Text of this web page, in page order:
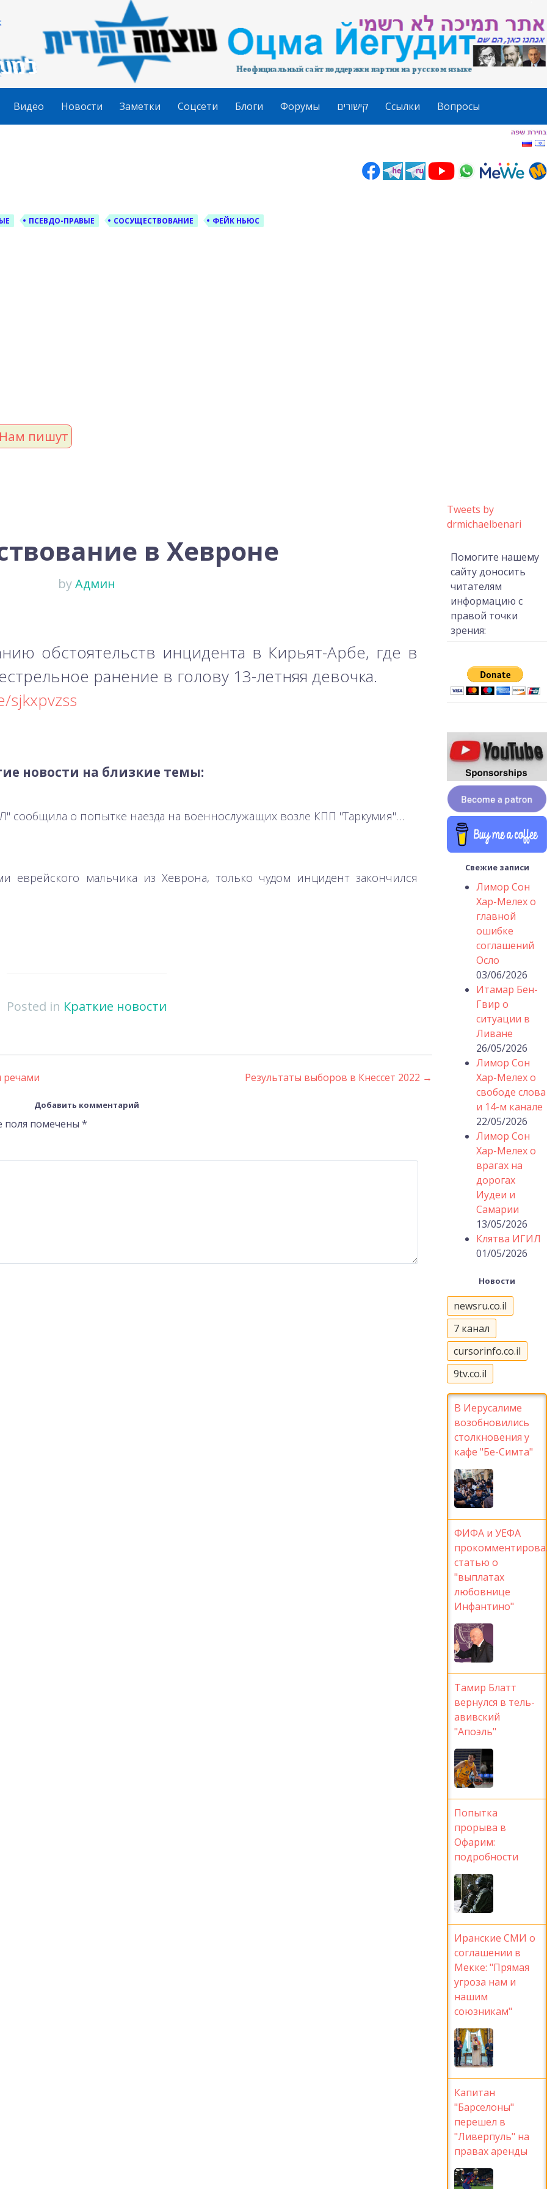
Видео Новости Заметки Соцсети Блоги Форумы קישורים Ссылки Вопросы
ПСЕВДО-ПРАВЫЕ СОСУЩЕСТВОВАНИЕ ФЕЙК НЬЮС
Нам пишут
в Хевроне
byАдмин
обстоятельств инцидента в Кирьят-Арбе, где в
ранение в голову 13-летняя девочка.
sjkxpvzss
новости на близкие темы:
сообщила о попытке наезда на военнослужащих возле КПП "Таркумия"…
еврейского мальчика из Хеврона, только чудом инцидент закончился
Posted in Краткие новости
речами Результаты выборов в Кнессет 2022 →
Добавить комментарий
поля помечены *
Tweets by
drmichaelbenari
Помогите нашему
сайту доносить
читателям
информацию с
правой точки
зрения:
Свежие записи
Лимор Сон
Хар-Мелех о
главной
ошибке
соглашений
Осло
03/06/2026
Итамар Бен-
Гвир о
ситуации в
Ливане
26/05/2026
Лимор Сон
Хар-Мелех о
свободе слова
и 14-м канале
22/05/2026
Лимор Сон
Хар-Мелех о
врагах на
дорогах
Иудеи и
Самарии
13/05/2026
Клятва ИГИЛ
01/05/2026
Новости
newsru.co.il
7 канал
cursorinfo.co.il
9tv.co.il
В Иерусалиме
возобновились
столкновения у
кафе "Бе-Симта"
ФИФА и УЕФА
статью о
"выплатах
любовнице
Инфантино"
Тамир Блатт
вернулся в тель-
авивский
"Апоэль"
Попытка
прорыва в
Офарим:
подробности
Иранские СМИ о
соглашении в
Мекке: "Прямая
угроза нам и
нашим
союзникам"
Капитан
"Барселоны"
перешел в
"Ливерпуль" на
правах аренды